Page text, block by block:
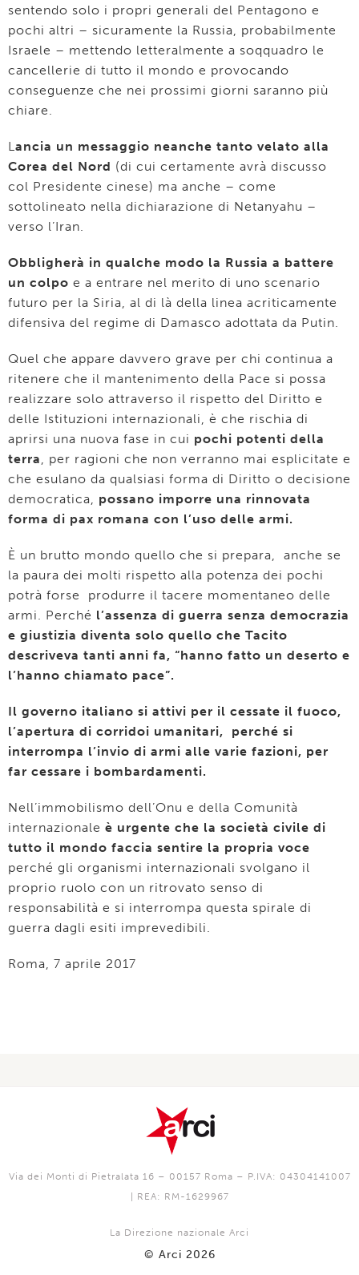
sentendo solo i propri generali del Pentagono e
pochi altri – sicuramente la Russia, probabilmente
Israele – mettendo letteralmente a soqquadro le
cancellerie di tutto il mondo e provocando
conseguenze che nei prossimi giorni saranno più
chiare.
Lancia un messaggio neanche tanto velato alla
Corea del Nord (di cui certamente avrà discusso
col Presidente cinese) ma anche – come
sottolineato nella dichiarazione di Netanyahu –
verso l’Iran.
Obbligherà in qualche modo la Russia a battere
un colpo e a entrare nel merito di uno scenario
futuro per la Siria, al di là della linea acriticamente
difensiva del regime di Damasco adottata da Putin.
Quel che appare davvero grave per chi continua a
ritenere che il mantenimento della Pace si possa
realizzare solo attraverso il rispetto del Diritto e
delle Istituzioni internazionali, è che rischia di
aprirsi una nuova fase in cui pochi potenti della
terra, per ragioni che non verranno mai esplicitate e
che esulano da qualsiasi forma di Diritto o decisione
democratica, possano imporre una rinnovata
forma di pax romana con l’uso delle armi.
È un brutto mondo quello che si prepara, anche se
la paura dei molti rispetto alla potenza dei pochi
potrà forse produrre il tacere momentaneo delle
armi. Perché l’assenza di guerra senza democrazia
e giustizia diventa solo quello che Tacito
descriveva tanti anni fa, “hanno fatto un deserto e
l’hanno chiamato pace”.
Il governo italiano si attivi per il cessate il fuoco,
l’apertura di corridoi umanitari, perché si
interrompa l’invio di armi alle varie fazioni, per
far cessare i bombardamenti.
Nell’immobilismo dell’Onu e della Comunità
internazionale è urgente che la società civile di
tutto il mondo faccia sentire la propria voce
perché gli organismi internazionali svolgano il
proprio ruolo con un ritrovato senso di
responsabilità e si interrompa questa spirale di
guerra dagli esiti imprevedibili.
Roma, 7 aprile 2017
Via dei Monti di Pietralata 16 – 00157 Roma – P.IVA: 04304141007
| REA: RM-1629967
La Direzione nazionale Arci
© Arci 2026